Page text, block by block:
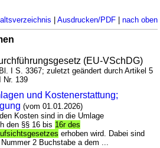
Ausdrucken/PDF| nach oben
(EU-VSchDG)
I S. 3367; zuletzt geändert durch Artikel 5
Nr. 139
und Kostenerstattung;
(vom 01.01.2026)
Kosten sind in die Umlage
den §§ 16 bis 16r des
erhoben wird. Dabei sind
2 Buchstabe a dem ...